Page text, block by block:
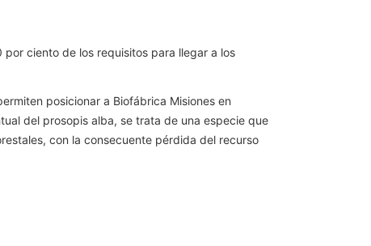
ciento de los requisitos para llegar a los
posicionar a Biofábrica Misiones en
del prosopis alba, se trata de una especie que
con la consecuente pérdida del recurso